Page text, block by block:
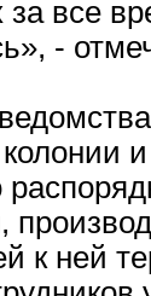
все
-
к ней